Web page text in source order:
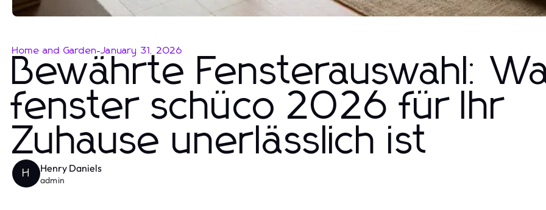
Home and Garden-January 31, 2026
Bewährte Fensterauswahl:
fenster schüco 2026 für Ihr
Zuhause unerlässlich ist
H Henry Daniels
admin